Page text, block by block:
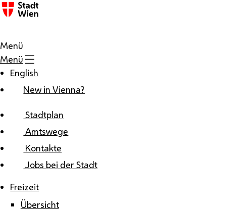
Zum Inhalt
Menü
Menü
English
New in Vienna?
Stadtplan
Amtswege
Kontakte
Jobs bei der Stadt
Freizeit
Übersicht